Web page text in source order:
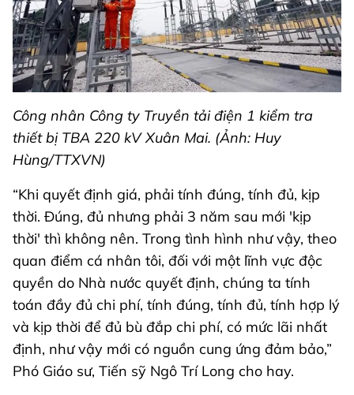
Công nhân Công ty Truyền tải điện 1 kiểm tra
thiết bị TBA 220 kV Xuân Mai. (Ảnh: Huy
Hùng/TTXVN)
“Khi quyết định giá, phải tính đúng, tính đủ, kịp
thời. Đúng, đủ nhưng phải 3 năm sau mới 'kịp
thời' thì không nên. Trong tình hình như vậy, theo
quan điểm cá nhân tôi, đối với một lĩnh vực độc
quyền do Nhà nước quyết định, chúng ta tính
toán đầy đủ chi phí, tính đúng, tính đủ, tính hợp lý
và kịp thời để đủ bù đắp chi phí, có mức lãi nhất
định, như vậy mới có nguồn cung ứng đảm bảo,”
Phó Giáo sư, Tiến sỹ Ngô Trí Long cho hay.